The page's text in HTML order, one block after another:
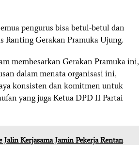
pengurus bisa betul-betul dan
Ranting Gerakan Pramuka Ujung.
membesarkan Gerakan Pramuka ini,
dalam menata organisasi ini,
konsisten dan komitmen untuk
yang juga Ketua DPD II Partai
Jalin Kerjasama Jamin Pekerja Rentan